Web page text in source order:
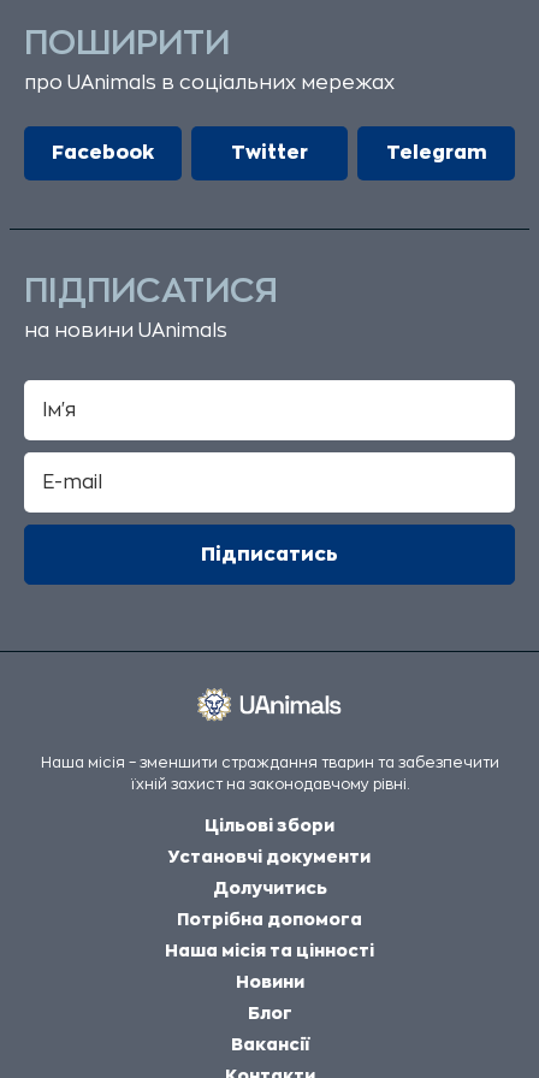
ПОШИРИТИ
про UAnimals в соціальних мережах
Facebook Twitter Telegram
ПІДПИСАТИСЯ
на новини UAnimals
Наша місія – зменшити страждання тварин та забезпечити
їхній захист на законодавчому рівні.
Цільові збори
Установчі документи
Долучитись
Потрібна допомога
Наша місія та цінності
Новини
Блог
Вакансії